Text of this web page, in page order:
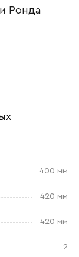
Ронда
400 мм
420 мм
420 мм
2